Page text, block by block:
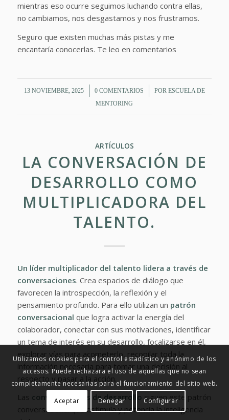
mientras eso ocurre seguimos luchando contra ellas,
no cambiamos, nos desgastamos y nos frustramos.
Seguro que existen muchas más pistas y me
encantaría conocerlas. Te leo en comentarios
13 NOVIEMBRE, 2025
/ 0 COMENTARIOS
/ POR ESCUELA DE
MENTORING
ARTÍCULOS
LA CONVERSACIÓN DE
DESARROLLO COMO
MULTIPLICADORA DEL
TALENTO.
Un líder multiplicador del talento lidera a través de
conversaciones. Crea espacios de diálogo que
favorecen la introspección, la reflexión y el
pensamiento profundo. Para ello utilizan un patrón
conversacional que logra activar la energía del
colaborador, conectar con sus motivaciones, identificar
un tema de interés en su desarrollo, focalizarse en él,
explorar vías para acometerlo, recopilar toda la
información necesaria para tomar una decisión al
respecto y pasar a la acción.
Las conversaciones de desarrollo siguen este patrón
conversacional que estimula y potencia la inteligencia
Utilizamos cookies para el control estadístico y anónimo de los
accesos. Puede rechazara el uso de aquellas que no sean
completamente necesarias para el funcionamiento del sitio web.
Aceptar
Denegar Configurar